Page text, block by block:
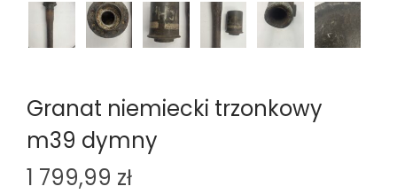
Granat niemiecki trzonkowy
m39 dymny
1 799,99 zł